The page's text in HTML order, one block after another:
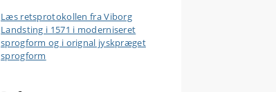
Læs retsprotokollen fra Viborg
Landsting i 1571 i moderniseret
sprogform og i orignal jyskpræget
sprogform